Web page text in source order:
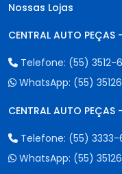
Nossas Lojas
CENTRAL AUTO PEÇAS
Telefone: (55) 3512-
WhatsApp: (55)
CENTRAL AUTO PEÇAS
Telefone: (55)
WhatsApp: (55)